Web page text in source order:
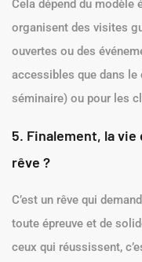
Cela dépend du modèle
organisent des visites
ouvertes ou des
accessibles que dans le
séminaire) ou pour les
5. Finalement, la
rêve ?
C’est un rêve qui
toute épreuve et de
ceux qui réussissent,